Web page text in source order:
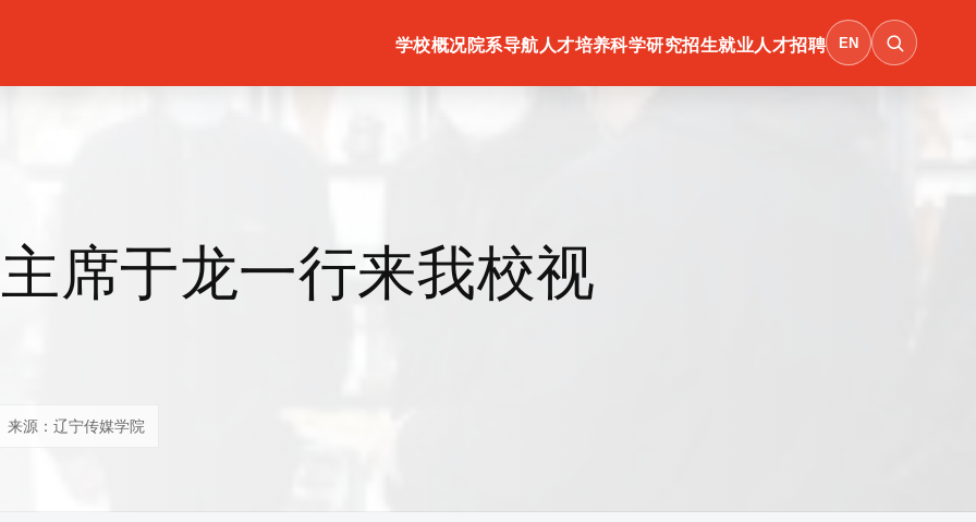
学校概况院系导航 人才培养科学研究招生就业人才招聘 EN
席于龙一行来我校视
来源：辽宁传媒学院